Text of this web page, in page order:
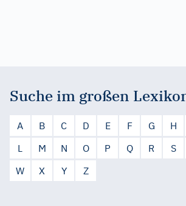
Suche im großen
A B C D E F G H
L
M N O P Q R S
W
X Y Z